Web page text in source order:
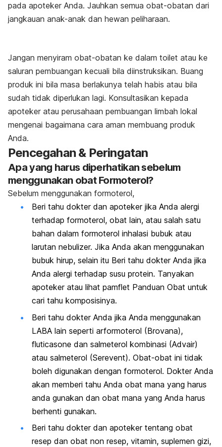
pada apoteker Anda. Jauhkan semua obat-obatan dari
jangkauan anak-anak dan hewan peliharaan.
Jangan menyiram obat-obatan ke dalam toilet atau ke
saluran pembuangan kecuali bila diinstruksikan. Buang
produk ini bila masa berlakunya telah habis atau bila
sudah tidak diperlukan lagi. Konsultasikan kepada
apoteker atau perusahaan pembuangan limbah lokal
mengenai bagaimana cara aman membuang produk
Anda.
Pencegahan & Peringatan
Apa yang harus diperhatikan sebelum
menggunakan obat Formoterol?
Sebelum menggunakan formoterol,
Beri tahu dokter dan apoteker jika Anda alergi
terhadap formoterol, obat lain, atau salah satu
bahan dalam formoterol inhalasi bubuk atau
larutan nebulizer. Jika Anda akan menggunakan
bubuk hirup, selain itu Beri tahu dokter Anda jika
Anda alergi terhadap susu protein. Tanyakan
apoteker atau lihat pamflet Panduan Obat untuk
cari tahu komposisinya.
Beri tahu dokter Anda jika Anda menggunakan
LABA lain seperti arformoterol (Brovana),
fluticasone dan salmeterol kombinasi (Advair)
atau salmeterol (Serevent). Obat-obat ini tidak
boleh digunakan dengan formoterol. Dokter Anda
akan memberi tahu Anda obat mana yang harus
anda gunakan dan obat mana yang Anda harus
berhenti gunakan.
Beri tahu dokter dan apoteker tentang obat
resep dan obat non resep, vitamin, suplemen gizi,